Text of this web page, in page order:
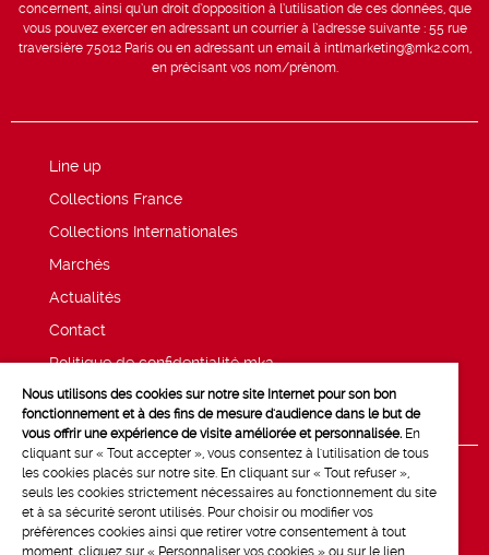
concernent, ainsi qu’un droit d’opposition à l’utilisation de ces données, que
vous pouvez exercer en adressant un courrier à l’adresse suivante : 55 rue
traversière 75012 Paris ou en adressant un email à intlmarketing@mk2.com,
en précisant vos nom/prénom.
Line up
Collections France
Collections Internationales
Marchés
Actualités
Contact
Politique de confidentialité mk2
Mentions légales
Nous utilisons des cookies sur notre site Internet pour son bon
fonctionnement et à des fins de mesure d'audience dans le but de
vous offrir une expérience de visite améliorée et personnalisée. En
cliquant sur « Tout accepter », vous consentez à l'utilisation de tous
les cookies placés sur notre site. En cliquant sur « Tout refuser »,
seuls les cookies strictement nécessaires au fonctionnement du site
et à sa sécurité seront utilisés. Pour choisir ou modifier vos
préférences cookies ainsi que retirer votre consentement à tout
moment, cliquez sur « Personnaliser vos cookies » ou sur le lien